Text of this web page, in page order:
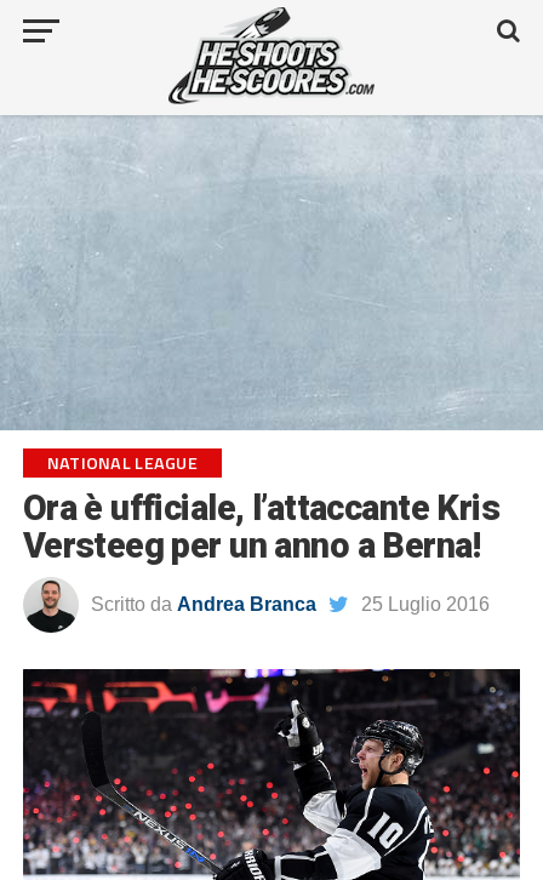
NATIONAL LEAGUE
Ora è ufficiale, l’attaccante Kris
Versteeg per un anno a Berna!
Scritto da Andrea Branca 25 Luglio 2016